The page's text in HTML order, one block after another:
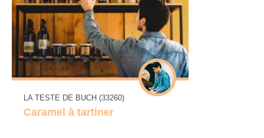
LA TESTE DE BUCH (33260)
Caramel à tartiner